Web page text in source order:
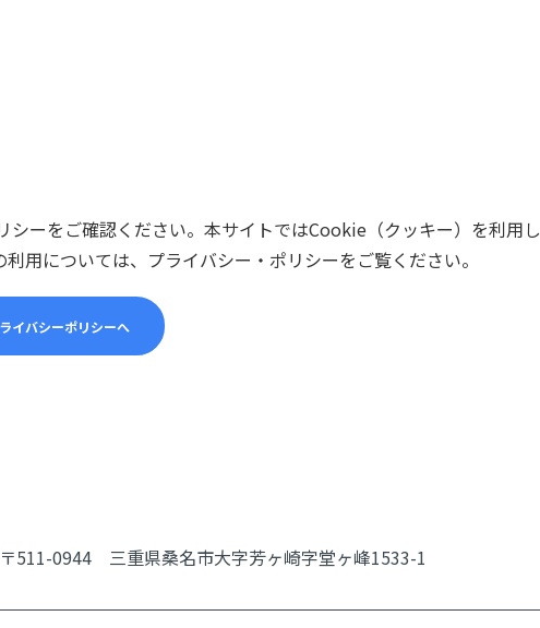
ーをご確認ください。本サイトではCookie（クッキー）を利用し
用については、プライバシー・ポリシーをご覧ください。
イバシーポリシーへ
〒511-0944 三重県桑名市大字芳ヶ崎字堂ヶ峰1533-1